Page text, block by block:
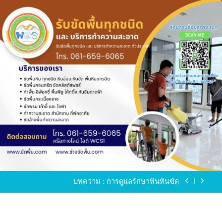
to
content
ขัดพื้นหินขัด อบต.แหลมบัวนครปฐม
ขัดพื้นหินอ่อน โทร.0616596065 ไลน์ WCS1
บทความ : การดูแลรักษาพื้นหินขัด